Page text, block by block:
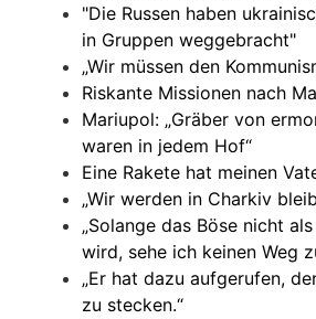
"Die Russen haben
in Gruppen weggebracht"
„Wir müssen den
Riskante Missionen nach
Mariupol: „Gräber von
waren in jedem Hof“
Eine Rakete hat meinen
„Wir werden in Charkiv
„Solange das Böse nicht
wird, sehe ich keinen Weg
„Er hat dazu aufgerufen,
zu stecken.“